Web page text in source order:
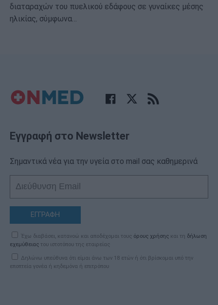
διαταραχών του πυελικού εδάφους σε γυναίκες μέσης
ηλικίας, σύμφωνα…
Εγγραφή στο Newsletter
Σημαντικά νέα για την υγεία στο mail σας καθημερινά
ΕΓΓΡΑΦΗ
Έχω διαβάσει, κατανοώ και αποδέχομαι τους όρους χρήσης και τη δήλωση
εχεμύθειας του ιστοτόπου της εταιρείας
Δηλώνω υπεύθυνα ότι είμαι άνω των 18 ετών ή ότι βρίσκομαι υπό την
εποπτεία γονέα ή κηδεμόνα ή επιτρόπου